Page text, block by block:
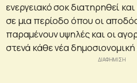
ενεργειακό σοκ διατηρηθεί
σε μια περίοδο όπου οι
παραμένουν υψηλές και οι
στενά κάθε νέα